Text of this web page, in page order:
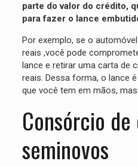
parte do valor do crédito,
para fazer o lance
Por exemplo, se o
reais ,você pode
lance e retirar uma carta de
reais. Dessa forma, o lance
que você tem em mãos,
Consórcio
seminovos